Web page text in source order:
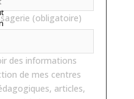
(obligatoire)
des informations
de mes centres
articles,